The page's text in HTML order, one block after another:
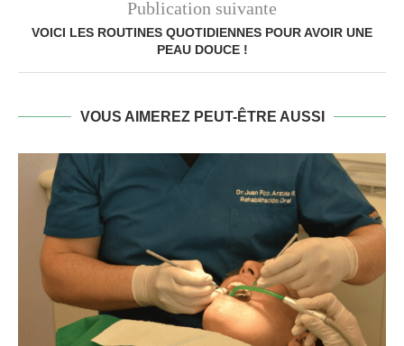
Publication suivante
VOICI LES ROUTINES QUOTIDIENNES POUR AVOIR UNE
PEAU DOUCE !
VOUS AIMEREZ PEUT-ÊTRE AUSSI